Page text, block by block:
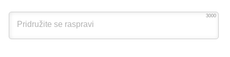
3000